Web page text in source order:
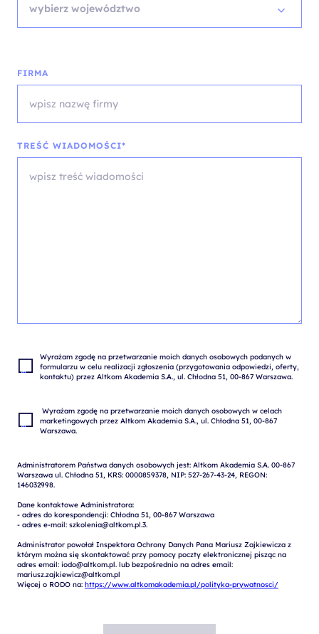
wybierz województwo
FIRMA
TREŚĆ WIADOMOŚCI*
Wyrażam zgodę na przetwarzanie moich danych osobowych podanych w
formularzu w celu realizacji zgłoszenia (przygotowania odpowiedzi, oferty,
marketingowych przez Altkom Akademia S.A., ul. Chłodna 51, 00-867
Administratorem Państwa danych osobowych jest: Altkom Akademia S.A. 00-867
Warszawa ul. Chłodna 51, KRS: 0000859378, NIP: 527-267-43-24, REGON:
146032998.
Dane kontaktowe Administratora:
- adres do korespondencji: Chłodna 51, 00-867 Warszawa
- adres e-mail: szkolenia@altkom.pl.3.
Administrator powołał Inspektora Ochrony Danych Pana Mariusz Zajkiewicza z
którym można się skontaktować przy pomocy poczty elektronicznej pisząc na
adres email: iodo@altkom.pl. lub bezpośrednio na adres email:
mariusz.zajkiewicz@altkom.pl
Więcej o RODO na: https://www.altkomakademia.pl/polityka-prywatnosci/